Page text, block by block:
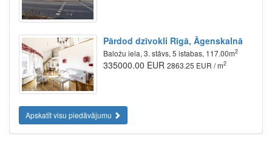
Pārdod dzīvokli Rīgā, Āgenskalnā
Baložu iela, 3. stāvs, 5 istabas, 117.00m2
335000.00 EUR 2863.25 EUR / m2
Apskatīt visu piedāvājumu